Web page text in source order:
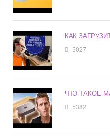
КАК
5027
ЧТО ТАКОЕ
5382